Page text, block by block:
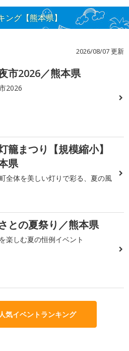
グ【熊本県】
2026/08/07 更新
市2026／熊本県
2026
籠まつり【規模縮小】
県
全体を美しい灯りで彩る、夏の風
との夏祭り／熊本県
楽しむ夏の恒例イベント
気イベントランキング